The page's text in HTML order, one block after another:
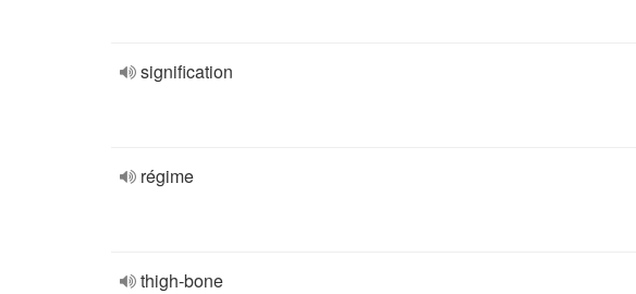
signification
régime
thigh-bone